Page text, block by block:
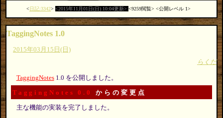
日記:3342 2015年11月01日(日) 10:04更新 9259閲覧 公開レベル 1
TaggingNotes 1.0
2015年03月15日(日)
らくだ
TaggingNotes1.0 を公開しました。
TaggingNotes 0.0 からの変更点
主な機能の実装を完了しました。